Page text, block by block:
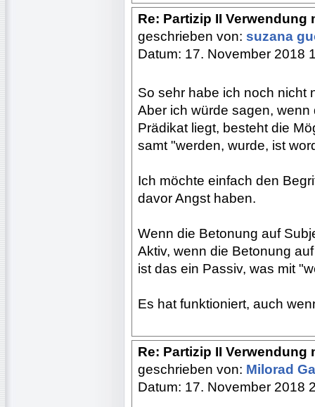
Re: Partizip II Verwendung
geschrieben von: suzana
Datum: 17. November 2018
So sehr habe ich noch nicht
Aber ich würde sagen,
Prädikat liegt, besteht die
samt "werden, wurde, ist
Ich möchte einfach den
davor Angst haben.
Wenn die Betonung auf
Aktiv, wenn die Betonung
ist das ein Passiv, was mit
Es hat funktioniert, auch
Re: Partizip II Verwendung
geschrieben von: Milorad
Datum: 17. November 2018